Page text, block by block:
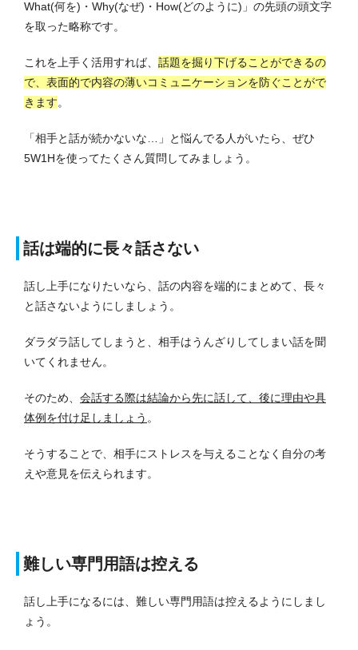
What(何を)・Why(なぜ)・How(どのように)」の先頭の頭文字
を取った略称です。
これを上手く活用すれば、 話題を掘り下げることができるの
で、表面的で内容の薄いコミュニケーションを防ぐことがで
きます。
「相手と話が続かないな…」と悩んでる人がいたら、ぜひ
5W1Hを使ってたくさん質問してみましょう。
話は端的に長々話さない
話し上手になりたいなら、話の内容を端的にまとめて、長々
と話さないようにしましょう。
ダラダラ話してしまうと、相手はうんざりしてしまい話を聞
いてくれません。
そのため、 会話する際は結論から先に話して、後に理由や具
体例を付け足しましょう 。
そうすることで、相手にストレスを与えることなく自分の考
えや意見を伝えられます。
難しい専門用語は控える
話し上手になるには、難しい専門用語は控えるようにしまし
ょう。